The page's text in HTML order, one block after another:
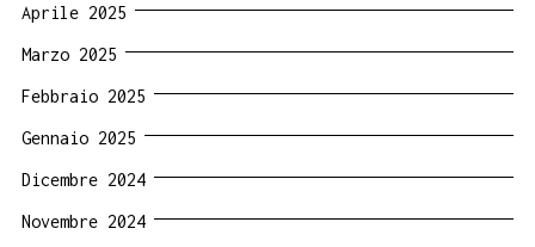
Aprile 2025
Marzo 2025
Febbraio 2025
Gennaio 2025
Dicembre 2024
Novembre 2024